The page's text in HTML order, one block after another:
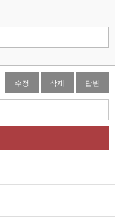
수정 삭제 답변